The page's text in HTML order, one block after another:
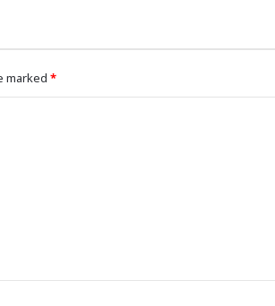
marked *